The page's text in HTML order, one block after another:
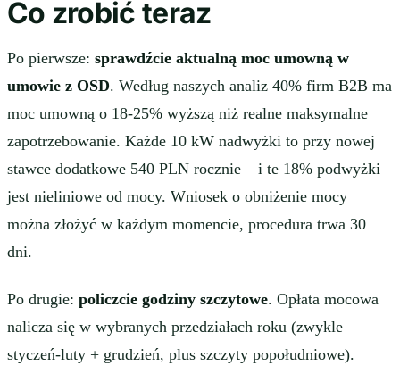
Co zrobić teraz
Po pierwsze: sprawdźcie aktualną moc umowną w
umowie z OSD. Według naszych analiz 40% firm B2B ma
moc umowną o 18-25% wyższą niż realne maksymalne
zapotrzebowanie. Każde 10 kW nadwyżki to przy nowej
stawce dodatkowe 540 PLN rocznie – i te 18% podwyżki
jest nieliniowe od mocy. Wniosek o obniżenie mocy
można złożyć w każdym momencie, procedura trwa 30
dni.
Po drugie: policzcie godziny szczytowe. Opłata mocowa
nalicza się w wybranych przedziałach roku (zwykle
styczeń-luty + grudzień, plus szczyty popołudniowe).